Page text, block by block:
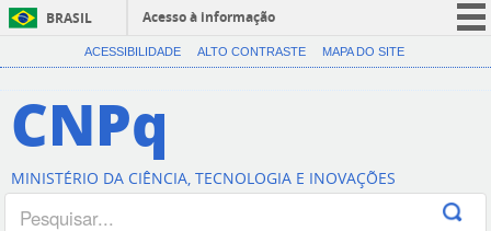
BRASIL
Acesso à informação
CORONAVÍRUS (COVID-19)
Canais
ACESSIBILIDADE ALTO CONTRASTE MAPA DO SITE
CNPq
MINISTÉRIO DA CIÊNCIA, TECNOLOGIA E INOVAÇÕES